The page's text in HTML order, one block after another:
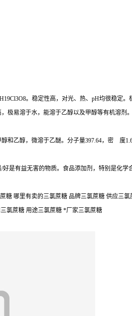
。稳定性高，对光、热、pH均很稳定
极易溶于水，能溶于乙醇以及甲醇等有机溶剂。
和乙醇，微溶于乙醚。分子量397.64，密 度
是有益无害的物质。食品添加剂，特别是化学
糖 哪里有卖的三氯蔗糖 品牌三氯蔗糖 供应三
氯蔗糖 用途三氯蔗糖 *厂家三氯蔗糖